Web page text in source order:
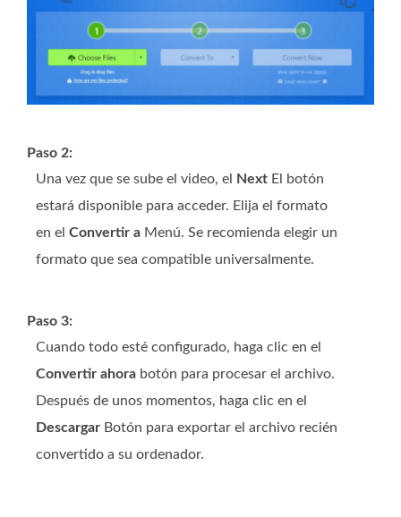
Paso 2:
Una vez que se sube el video, el
Next El botón
estará disponible para acceder. Elija el formato
en el Convertir a Menú. Se recomienda elegir un
formato que sea compatible universalmente.
Paso 3:
Cuando todo esté configurado, haga clic en el
Convertir ahora botón para procesar el archivo.
Después de unos momentos, haga clic en el
Descargar Botón para exportar el archivo recién
convertido a su ordenador.